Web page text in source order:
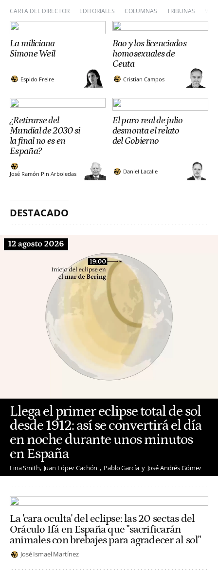
CARTA DEL DIRECTOR EDITORIALES COLUMNAS TRIBUNAS
La miliciana
Simone Weil
Espido Freire
Bao y los licenciados
homosexuales de
Ceuta
Cristian Campos
¿Retirarse del
Mundial de 2030 si
la final no es en
España?
José Ramón Pin Arboledas
El paro real de julio
desmonta el relato
del Gobierno
Daniel Lacalle
DESTACADO
Llega el primer eclipse total de sol
desde 1912: así se convertirá el día
en noche durante unos minutos
en España
Lina Smith Juan López Cachón Pablo García José Andrés Gómez
La 'cara oculta' del eclipse: las 20 sectas del
Oráculo Ifá en España que "sacrificarán
animales con brebajes para agradecer al sol"
José Ismael Martínez